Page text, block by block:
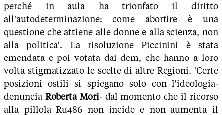
perché in aula ha trionfato il diritto
all'autodeterminazione: come abortire è una
questione che attiene alle donne e alla scienza, non
alla politica'. La risoluzione Piccinini è stata
emendata e poi votata dai dem, che hanno a loro
volta stigmatizzato le scelte di altre Regioni. 'Certe
posizioni ostili si spiegano solo con l'ideologia-
denuncia Roberta Mori- dal momento che il ricorso
alla pillola Ru486 non incide e non aumenta il